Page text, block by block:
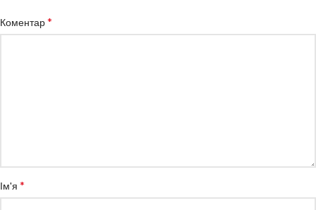
Коментар*
Ім'я *